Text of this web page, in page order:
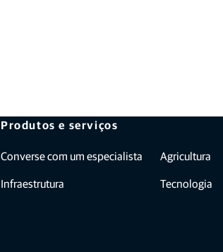
Produtos e serviços
Converse com um especialista
Infraestrutura
Agricultura
Tecnologia